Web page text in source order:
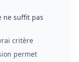
ne suffit pas
critère
permet